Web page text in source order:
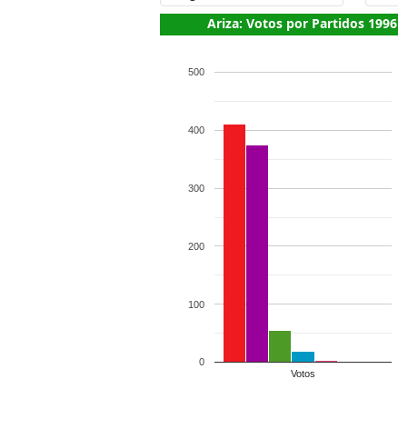
Ariza: Votos por Partidos 1996
Votos
0
100
200
300
400
500